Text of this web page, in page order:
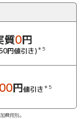
質0円
円値引き) ＊5
円値引き ＊5
費用別。